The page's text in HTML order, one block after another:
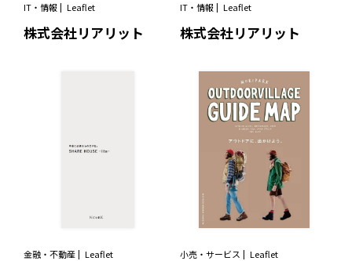
IT・情報 Leaflet
株式会社リアリット
IT・情報 Leaflet
株式会社リアリット
金融・不動産 Leaflet 小売・サービス Leaflet